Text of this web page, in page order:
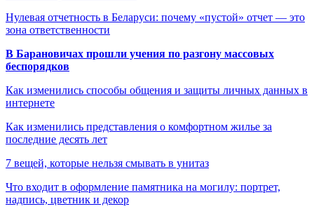
Нулевая отчетность в Беларуси: почему «пустой» отчет — это
зона ответственности
В Барановичах прошли учения по разгону массовых
беспорядков
Как изменились способы общения и защиты личных данных в
интернете
Как изменились представления о комфортном жилье за
последние десять лет
7 вещей, которые нельзя смывать в унитаз
Что входит в оформление памятника на могилу: портрет,
надпись, цветник и декор